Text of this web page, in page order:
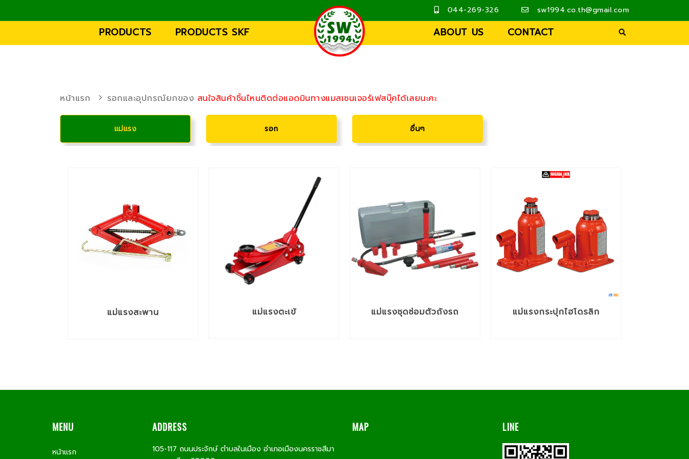
sw1994.co.th@gmail.com
044-269-326
PRODUCTS PRODUCTS SKF ABOUT US CONTACT
หน้าแรก รอกและอุปกรณ์ยกของ สนใจสินค้าชิ้นไหนติดต่อแอดมินทางแมสเซนเจอร์เฟสบุ๊คได้เลยนะคะ
แม่แรง รอก อื่นๆ
แม่แรงสะพาน แม่แรงตะเข้ แม่แรงชุดซ่อมตัวถังรถ แม่แรงกระปุกไฮโดรลิก
MENU
หน้าแรก
ADDRESS
105-117 ถนนประจักษ์ ตำบลในเมือง อำเภอเมืองนครราชสีมา
MAP LINE